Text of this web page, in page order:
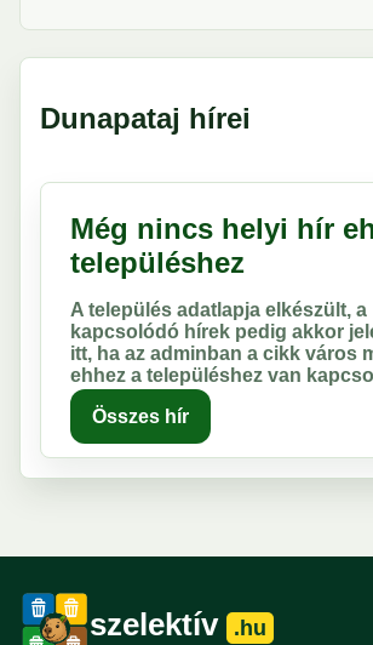
Dunapataj hírei
Még nincs helyi hír
településhez
A település adatlapja elkészült, a
kapcsolódó hírek pedig akkor
itt, ha az adminban a cikk város
ehhez a településhez van
Összes hír
szelektív .hu